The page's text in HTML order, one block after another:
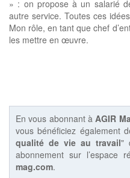
» : on propose à un salarié
autre service. Toutes ces
Mon rôle, en tant que chef
les mettre en œuvre.
En vous abonnant àAGIR
vous bénéficiez également
qualité de vie au travail"
abonnement sur l’espace
mag.com.